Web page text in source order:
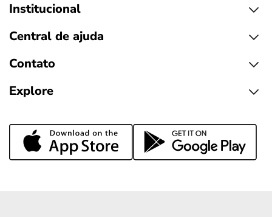
Institucional
Central de ajuda
Contato
Explore